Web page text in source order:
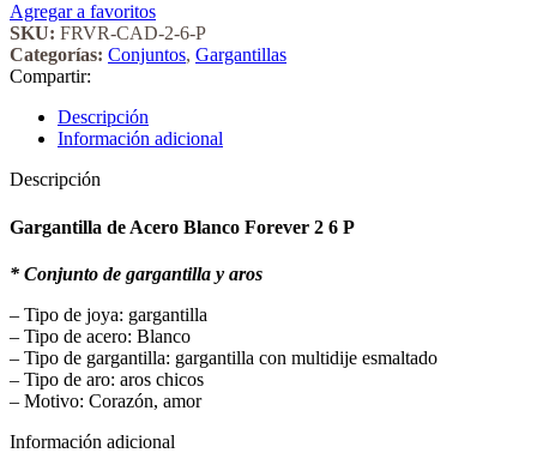
Agregar a favoritos
SKU: FRVR-CAD-2-6-P
Categorías: Conjuntos, Gargantillas
Compartir:
Descripción
Información adicional
Descripción
Gargantilla de Acero Blanco Forever 2 6 P
* Conjunto de gargantilla y aros
– Tipo de joya: gargantilla
– Tipo de acero: Blanco
– Tipo de gargantilla: gargantilla con multidije esmaltado
– Tipo de aro: aros chicos
– Motivo: Corazón, amor
Información adicional